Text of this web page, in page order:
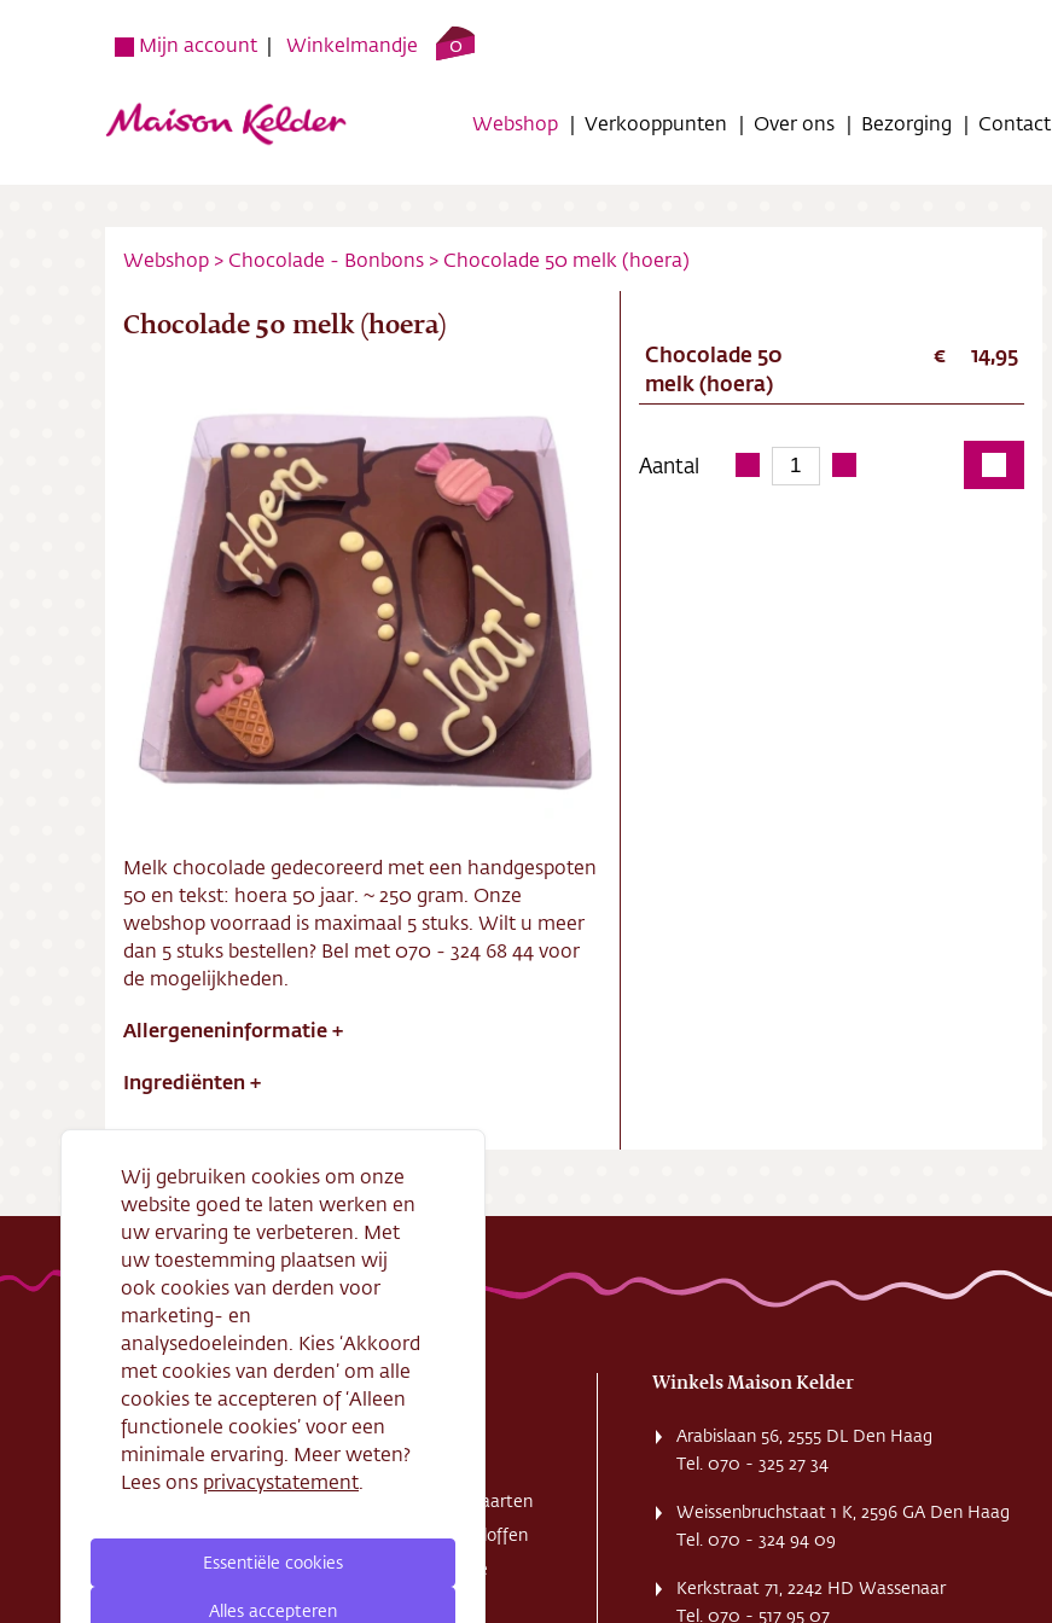
Mijn account Winkelmandje 0
Webshop Verkooppunten Over ons Bezorging Contact
Verkooppunten
Over ons
Bezorging
Contact
Vacatures
Webshop > Chocolade - Bonbons > Chocolade 50 melk (hoera)
Chocolade 50 melk (hoera)
Melk chocolade gedecoreerd met een handgespoten
50 en tekst: hoera 50 jaar. ~ 250 gram. Onze
webshop voorraad is maximaal 5 stuks. Wilt u meer
dan 5 stuks bestellen? Bel met 070 - 324 68 44 voor
de mogelijkheden.
Allergeneninformatie+
Ingrediënten +
Chocolade 50
melk (hoera)
14,95
Aantal
Handige links
Openingstijden
Algemene
voorwaarden
ondernemen
Webshop
Taarten
Exclusieve taarten
Schnitte - Sloffen
Koek - Cake
Winkels Maison Kelder
Arabislaan 56, 2555 DL Den Haag
Tel. 070 - 325 27 34
Weissenbruchstaat 1 K, 2596 GA Den Haag
Tel. 070 - 324 94 09
Kerkstraat 71, 2242 HD Wassenaar
Tel. 070 - 517 95 07
Wij gebruiken cookies om onze
website goed te laten werken en
uw ervaring te verbeteren. Met
uw toestemming plaatsen wij
ook cookies van derden voor
marketing- en
analysedoeleinden. Kies ‘Akkoord
met cookies van derden’ om alle
cookies te accepteren of ‘Alleen
functionele cookies’ voor een
minimale ervaring. Meer weten?
Lees ons privacystatement.
Essentiële cookies
Alles accepteren